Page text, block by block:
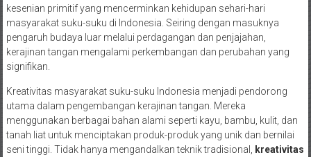
kesenian primitif yang mencerminkan kehidupan sehari-hari
masyarakat suku-suku di Indonesia. Seiring dengan masuknya
pengaruh budaya luar melalui perdagangan dan penjajahan,
kerajinan tangan mengalami perkembangan dan perubahan yang
signifikan.
Kreativitas masyarakat suku-suku Indonesia menjadi pendorong
utama dalam pengembangan kerajinan tangan. Mereka
menggunakan berbagai bahan alami seperti kayu, bambu, kulit, dan
tanah liat untuk menciptakan produk-produk yang unik dan bernilai
seni tinggi. Tidak hanya mengandalkan teknik tradisional,
kreativitas